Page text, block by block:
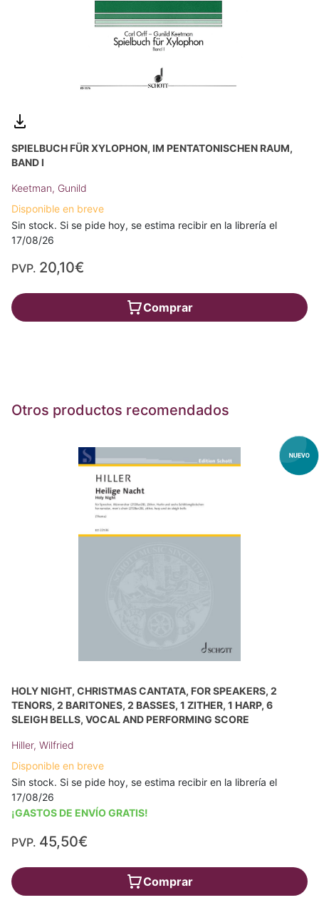
SPIELBUCH FÜR XYLOPHON, IM PENTATONISCHEN RAUM,
BAND I
Keetman, Gunild
Disponible en breve
Sin stock. Si se pide hoy, se estima recibir en la librería el
17/08/26
PVP. 20,10€
Comprar
Otros productos recomendados
HOLY NIGHT, CHRISTMAS CANTATA, FOR SPEAKERS, 2
TENORS, 2 BARITONES, 2 BASSES, 1 ZITHER, 1 HARP, 6
SLEIGH BELLS, VOCAL AND PERFORMING SCORE
Hiller, Wilfried
Disponible en breve
Sin stock. Si se pide hoy, se estima recibir en la librería el
17/08/26
¡GASTOS DE ENVÍO GRATIS!
PVP. 45,50€
Comprar